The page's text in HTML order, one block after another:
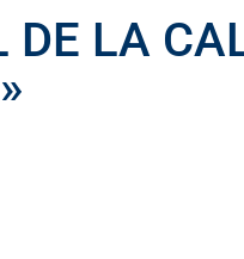
DE LA